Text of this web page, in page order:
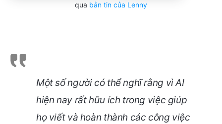
qua bản tin của Lenny
Một số người có thể nghĩ rằng vì AI
hiện nay rất hữu ích trong việc giúp
họ viết và hoàn thành các công việc